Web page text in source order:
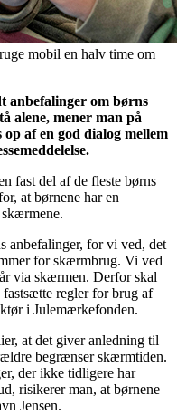
mobil en halv time om
anbefalinger om børns
alene, mener man på
af en god dialog mellem
fast del af de fleste børns
at børnene har en
anbefalinger, for vi ved, det
for skærmbrug. Vi ved
via skærmen. Derfor skal
regler for brug af
i Julemærkefonden.
at det giver anledning til
begrænser skærmtiden.
der ikke tidligere har
risikerer man, at børnene
Jensen.